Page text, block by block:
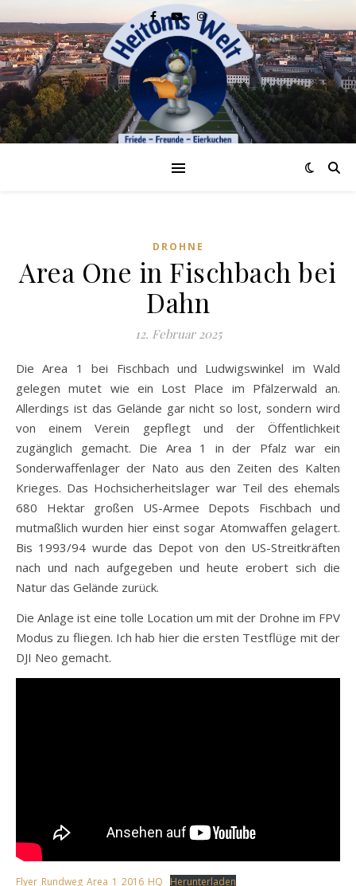
DROHNE
Area One in Fischbach bei
Dahn
12. Februar 2025
Die Area 1 bei Fischbach und Ludwigswinkel im Wald
gelegen mutet wie ein Lost Place im Pfälzerwald an.
Allerdings ist das Gelände gar nicht so lost, sondern wird
von einem Verein gepflegt und der Öffentlichkeit
zugänglich gemacht. Die Area 1 in der Pfalz war ein
Sonderwaffenlager der Nato aus den Zeiten des Kalten
Krieges. Das Hochsicherheitslager war Teil des ehemals
680 Hektar großen US-Armee Depots Fischbach und
mutmaßlich wurden hier einst sogar Atomwaffen gelagert.
Bis 1993/94 wurde das Depot von den US-Streitkräften
nach und nach aufgegeben und heute erobert sich die
Natur das Gelände zurück.
Die Anlage ist eine tolle Location um mit der Drohne im FPV
Modus zu fliegen. Ich hab hier die ersten Testflüge mit der
DJI Neo gemacht.
Flyer_Rundweg_Area_1_2016_HQ Herunterladen